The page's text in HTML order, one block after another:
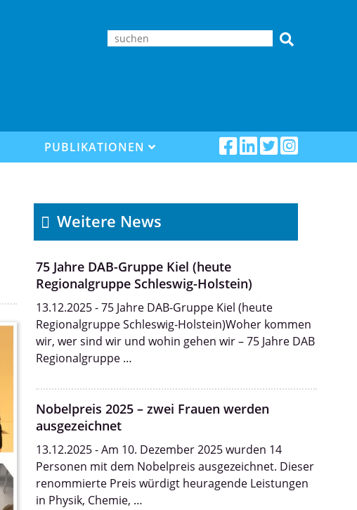
PUBLIKATIONEN
Weitere News
75 Jahre DAB-Gruppe Kiel (heute
Regionalgruppe Schleswig-Holstein)
13.12.2025 - 75 Jahre DAB-Gruppe Kiel (heute
Regionalgruppe Schleswig-Holstein)Woher kommen
wir, wer sind wir und wohin gehen wir – 75 Jahre DAB
Regionalgruppe …
Nobelpreis 2025 – zwei Frauen werden
ausgezeichnet
13.12.2025 - Am 10. Dezember 2025 wurden 14
Personen mit dem Nobelpreis ausgezeichnet. Dieser
renommierte Preis würdigt heuragende Leistungen
in Physik, Chemie, …